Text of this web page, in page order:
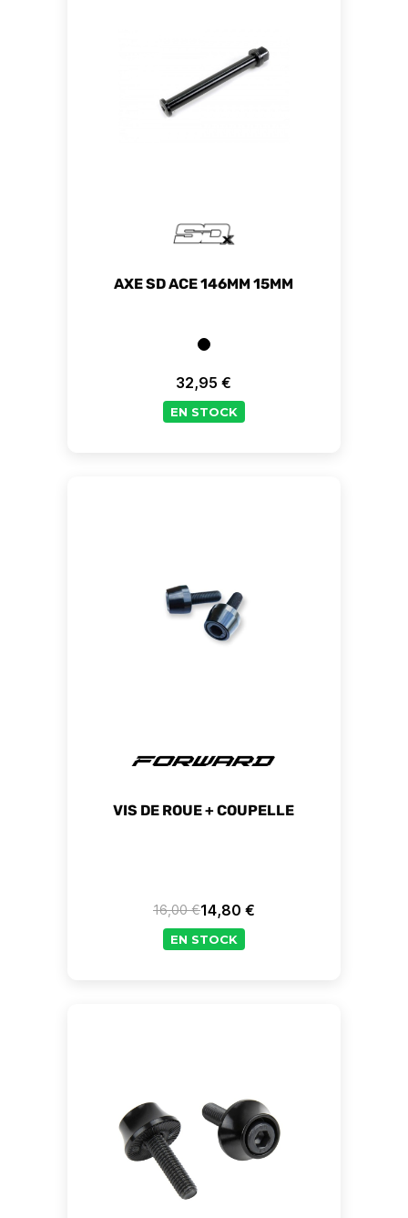
AXE SD ACE 146MM 15MM
Prix
32,95 €
EN STOCK
VIS DE ROUE + COUPELLE
Prix de base
16,00 € Prix
14,80 €
EN STOCK